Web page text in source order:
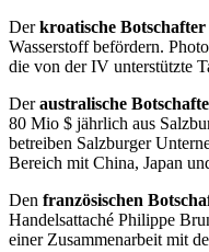
Derkroatische Botschafter
Wasserstoff befördern.
die von der IV unterstützte
Deraustralische
80 Mio $ jährlich aus
betreiben Salzburger
Bereich mit China, Japan
Den französischen
Handelsattaché Philippe
einer Zusammenarbeit mit